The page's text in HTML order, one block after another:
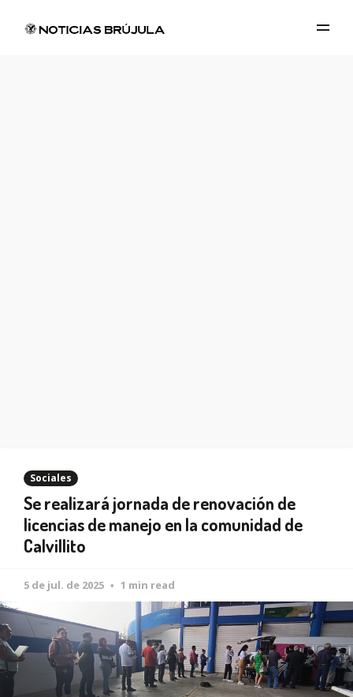
Sociales
Se realizará jornada de renovación de
licencias de manejo en la comunidad de
Calvillito
5 de jul. de 2025 1 min read